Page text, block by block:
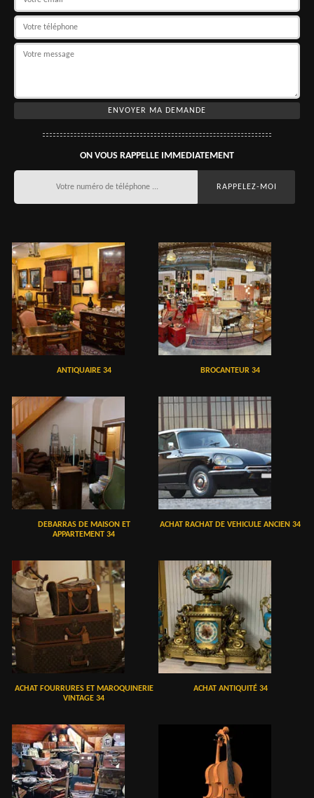
ON VOUS RAPPELLE IMMEDIATEMENT
ANTIQUAIRE 34 BROCANTEUR 34
DEBARRAS DE MAISON ET
APPARTEMENT 34
ACHAT RACHAT DE VEHICULE ANCIEN 34
ACHAT FOURRURES ET MAROQUINERIE
VINTAGE 34
ACHAT ANTIQUITÉ 34